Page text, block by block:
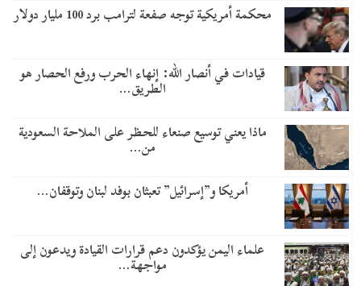
محكمة أمريكية توجه صفعة لترامب برد 100 مليار دولار
قيادات في أنصار الله: إنهاء الحرب ورفع الحصار هو
الطريق…
ماذا يعني توسيع صنعاء للحظر على الملاحة السعودية
من…
أمريكا و”إسرائيل” تعبثان بوفد لبنان وتوقفان…
علماء اليمن يؤكدون دعم قرارات القيادة ويدعون إلى
مواجهة…